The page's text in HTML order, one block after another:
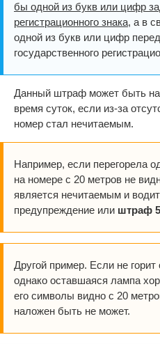
бы одной из букв или цифр
регистрационного знака, а в
одной из букв или цифр
государственного
Данный штраф может быть
время суток, если из-за
номер стал нечитаемым.
Например, если перегорела
на номере с 20 метров не
является нечитаемым и
предупреждение или штраф
Другой пример. Если не
однако оставшаяся лампа
его символы видно с 20
наложен быть не может.